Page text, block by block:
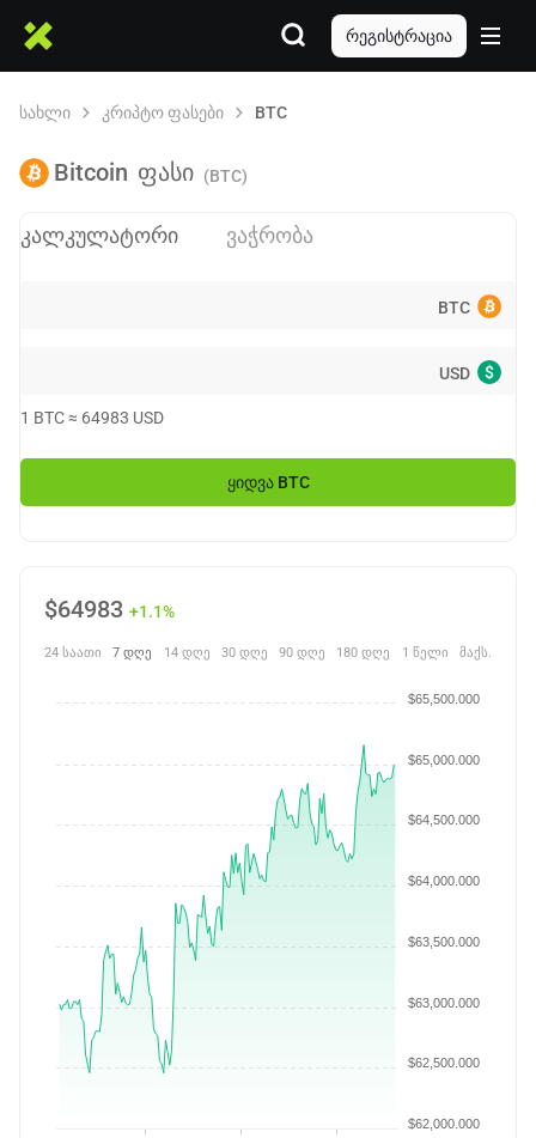
რეგისტრაცია
სახლი კრიპტო ფასები BTC
Bitcoin ფასი (BTC)
კალკულატორი ვაჭრობა
BTC
USD $
1 BTC≈ 64983 USD
ᲧᲘᲓᲕᲐ BTC
$64983 +1.1%
24 საათი 7 დღე 14 დღე 30 დღე 90 დღე 180 დღე 1 წელი მაქს.
$62,000.000
$62,500.000
$63,000.000
$63,500.000
$64,000.000
$64,500.000
$65,000.000
$65,500.000